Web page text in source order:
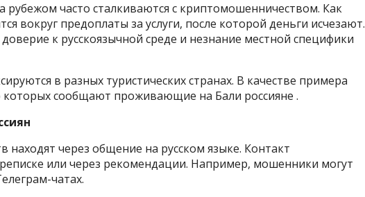
рубежом часто сталкиваются с криптомошенничеством. Как
вокруг предоплаты за услуги, после которой деньги исчезают.
к русскоязычной среде и незнание местной специфики
в разных туристических странах. В качестве примера
которых сообщают проживающие на Бали россияне .
находят через общение на русском языке. Контакт
или через рекомендации. Например, мошенники могут
чатах.